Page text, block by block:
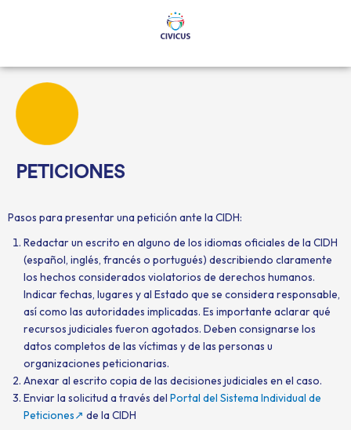
PETICIONES
Pasos para presentar una petición ante la CIDH:
Redactar un escrito en alguno de los idiomas oficiales de la CIDH
(español, inglés, francés o portugués) describiendo claramente
los hechos considerados violatorios de derechos humanos.
Indicar fechas, lugares y al Estado que se considera responsable,
así como las autoridades implicadas. Es importante aclarar qué
recursos judiciales fueron agotados. Deben consignarse los
datos completos de las víctimas y de las personas u
organizaciones peticionarias.
Anexar al escrito copia de las decisiones judiciales en el caso.
Enviar la solicitud a través del Portal del Sistema Individual de
Peticiones↗ de la CIDH